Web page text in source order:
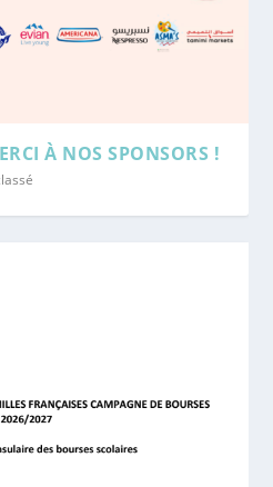
À NOS SPONSORS !